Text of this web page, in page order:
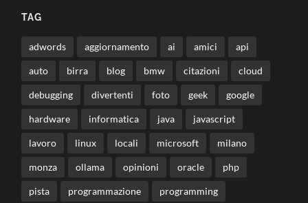
TAG
adwords aggiornamento ai amici api
auto birra blog bmw citazioni cloud
debugging divertenti foto geek google
hardware informatica java javascript
lavoro linux locali microsoft milano
monza ollama opinioni oracle php
pista programmazione programming